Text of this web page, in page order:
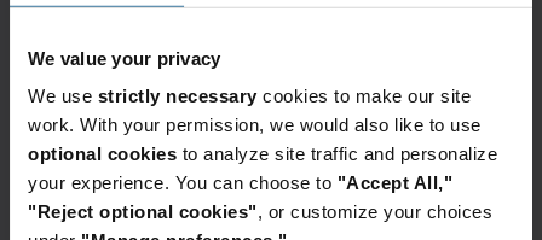
We value your privacy
We use strictly necessary cookies to make our site
work. With your permission, we would also like to use
optional cookies to analyze site traffic and personalize
your experience. You can choose to "Accept All,"
"Reject optional cookies", or customize your choices
mindre tidsforbrug på auditering